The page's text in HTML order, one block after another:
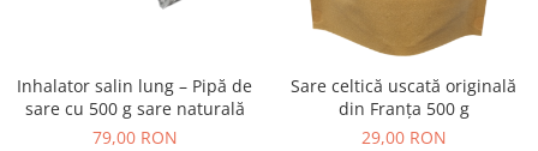
Inhalator salin lung – Pipă de
sare cu 500 g sare naturală
79,00 RON
Sare celtică uscată originală
din Franța 500 g
29,00 RON